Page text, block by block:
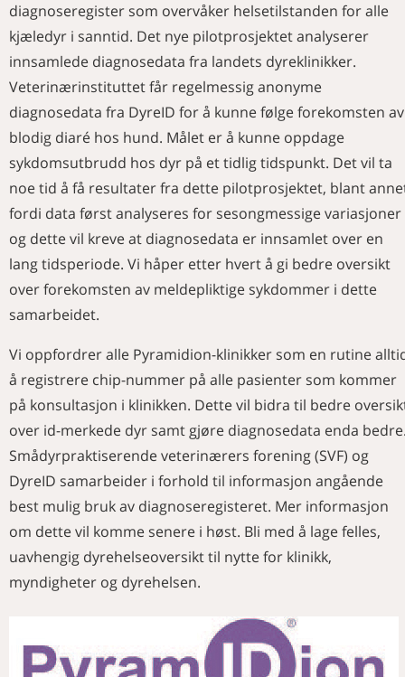
diagnoseregister som overvåker helsetilstanden for alle
kjæledyr i sanntid. Det nye pilotprosjektet analyserer
innsamlede diagnosedata fra landets dyreklinikker.
Veterinærinstituttet får regelmessig anonyme
diagnosedata fra DyreID for å kunne følge forekomsten av
blodig diaré hos hund. Målet er å kunne oppdage
sykdomsutbrudd hos dyr på et tidlig tidspunkt. Det vil ta
noe tid å få resultater fra dette pilotprosjektet, blant
fordi data først analyseres for sesongmessige variasjoner
og dette vil kreve at diagnosedata er innsamlet over en
lang tidsperiode. Vi håper etter hvert å gi bedre oversikt
over forekomsten av meldepliktige sykdommer i dette
samarbeidet.
Vi oppfordrer alle Pyramidion-klinikker som en rutine
å registrere chip-nummer på alle pasienter som kommer
på konsultasjon i klinikken. Dette vil bidra til bedre
over id-merkede dyr samt gjøre diagnosedata enda
Smådyrpraktiserende veterinærers forening (SVF) og
DyreID samarbeider i forhold til informasjon angående
best mulig bruk av diagnoseregisteret. Mer informasjon
om dette vil komme senere i høst. Bli med å lage felles,
uavhengig dyrehelseoversikt til nytte for klinikk,
myndigheter og dyrehelsen.